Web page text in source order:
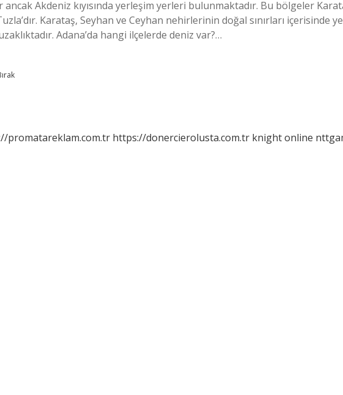
ancak Akdeniz kıyısında yerleşim yerleri bulunmaktadır. Bu bölgeler
Karataş, Seyhan ve Ceyhan nehirlerinin doğal sınırları içerisinde
Adana’da hangi ilçelerde deniz var?…
promatareklam.com.tr https://donercierolusta.com.tr knight online